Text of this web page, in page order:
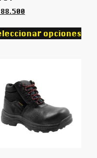
opciones